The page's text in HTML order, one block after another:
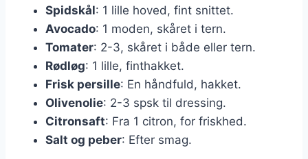
Spidskål: 1 lille hoved, fint snittet.
Avocado: 1 moden, skåret i tern.
Tomater: 2-3, skåret i både eller tern.
Rødløg: 1 lille, finthakket.
Frisk persille: En håndfuld, hakket.
Olivenolie: 2-3 spsk til dressing.
Citronsaft: Fra 1 citron, for friskhed.
Salt og peber: Efter smag.